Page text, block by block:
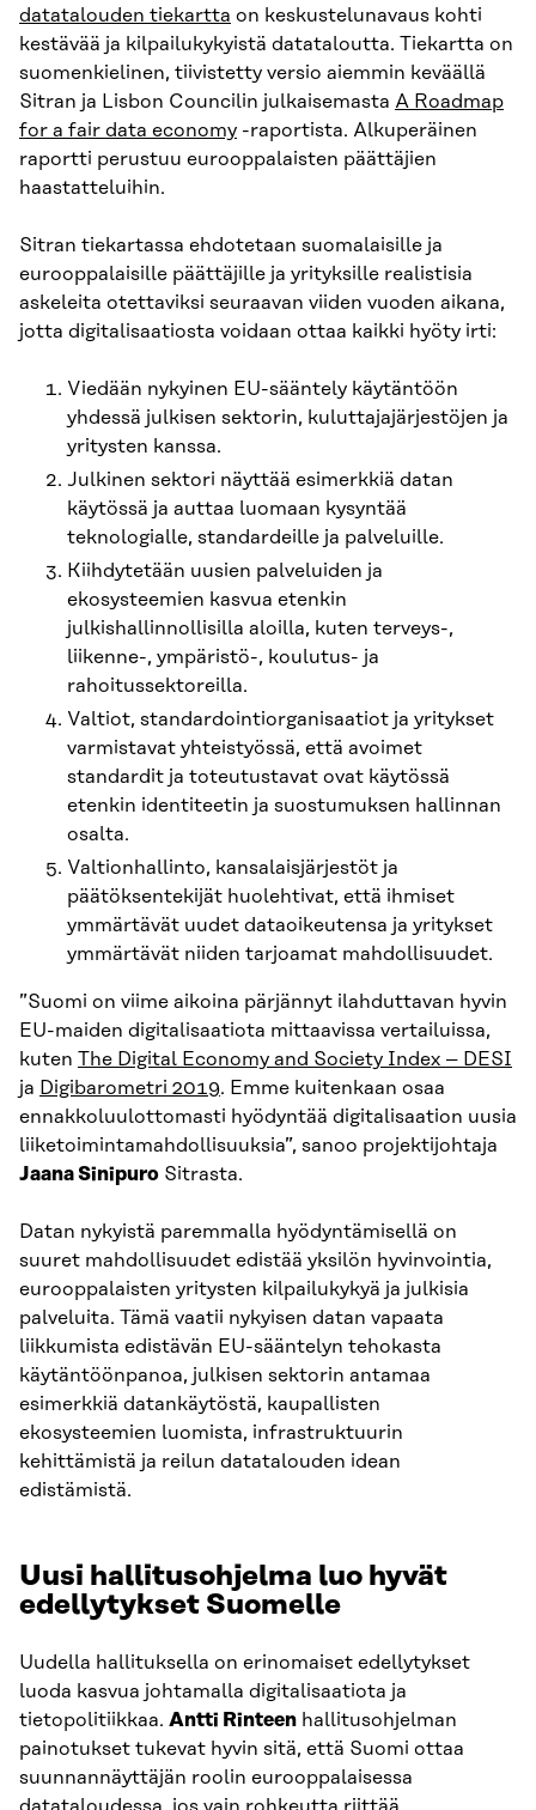
datatalouden tiekartta on keskustelunavaus kohti
kestävää ja kilpailukykyistä datataloutta. Tiekartta on
suomenkielinen, tiivistetty versio aiemmin keväällä
Sitran ja Lisbon Councilin julkaisemasta A Roadmap
for a fair data economy -raportista. Alkuperäinen
raportti perustuu eurooppalaisten päättäjien
haastatteluihin.
Sitran tiekartassa ehdotetaan suomalaisille ja
eurooppalaisille päättäjille ja yrityksille realistisia
askeleita otettaviksi seuraavan viiden vuoden aikana,
jotta digitalisaatiosta voidaan ottaa kaikki hyöty irti:
Viedään nykyinen EU-sääntely käytäntöön
yhdessä julkisen sektorin, kuluttajajärjestöjen ja
yritysten kanssa.
Julkinen sektori näyttää esimerkkiä datan
käytössä ja auttaa luomaan kysyntää
teknologialle, standardeille ja palveluille.
Kiihdytetään uusien palveluiden ja
ekosysteemien kasvua etenkin
julkishallinnollisilla aloilla, kuten terveys-,
liikenne-, ympäristö-, koulutus- ja
rahoitussektoreilla.
Valtiot, standardointiorganisaatiot ja yritykset
varmistavat yhteistyössä, että avoimet
standardit ja toteutustavat ovat käytössä
etenkin identiteetin ja suostumuksen hallinnan
osalta.
Valtionhallinto, kansalaisjärjestöt ja
päätöksentekijät huolehtivat, että ihmiset
ymmärtävät uudet dataoikeutensa ja yritykset
ymmärtävät niiden tarjoamat mahdollisuudet.
”Suomi on viime aikoina pärjännyt ilahduttavan hyvin
EU-maiden digitalisaatiota mittaavissa vertailuissa,
kuten The Digital Economy and Society Index – DESI
ja Digibarometri 2019. Emme kuitenkaan osaa
ennakkoluulottomasti hyödyntää digitalisaation uusia
liiketoimintamahdollisuuksia”, sanoo projektijohtaja
Jaana Sinipuro Sitrasta.
Datan nykyistä paremmalla hyödyntämisellä on
suuret mahdollisuudet edistää yksilön hyvinvointia,
eurooppalaisten yritysten kilpailukykyä ja julkisia
palveluita. Tämä vaatii nykyisen datan vapaata
liikkumista edistävän EU-sääntelyn tehokasta
käytäntöönpanoa, julkisen sektorin antamaa
esimerkkiä datankäytöstä, kaupallisten
ekosysteemien luomista, infrastruktuurin
kehittämistä ja reilun datatalouden idean
edistämistä.
Uusi hallitusohjelma luo hyvät
edellytykset Suomelle
Uudella hallituksella on erinomaiset edellytykset
luoda kasvua johtamalla digitalisaatiota ja
tietopolitiikkaa. Antti Rinteen hallitusohjelman
painotukset tukevat hyvin sitä, että Suomi ottaa
suunnannäyttäjän roolin eurooppalaisessa